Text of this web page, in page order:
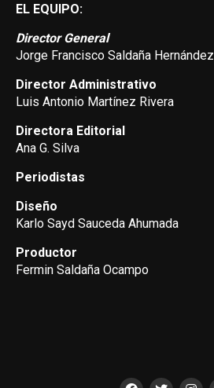
EL EQUIPO:
Director General
Jorge Francisco Saldaña Hernández
Director Administrativo
Luis Antonio Martínez Rivera
Directora Editorial
Ana G. Silva
Periodistas
Diseño
Karlo Sayd Sauceda Ahumada
Productor
Fermin Saldaña Ocampo